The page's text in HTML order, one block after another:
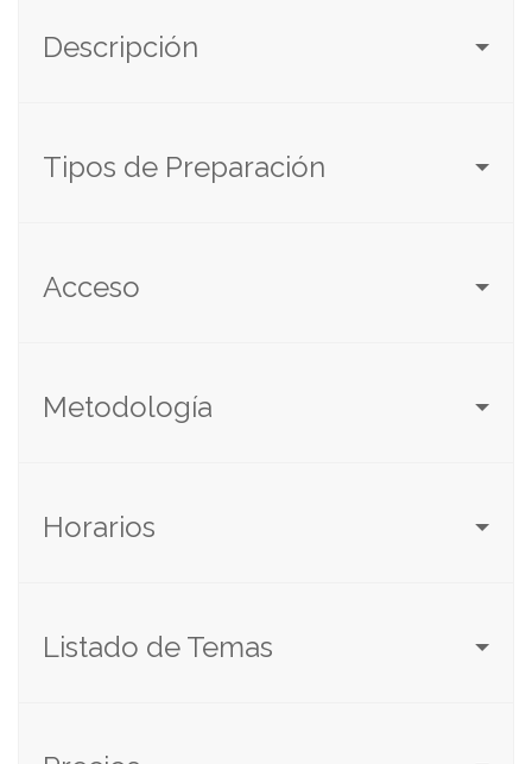
Descripción
Tipos de Preparación
Acceso
Metodología
Horarios
Listado de Temas